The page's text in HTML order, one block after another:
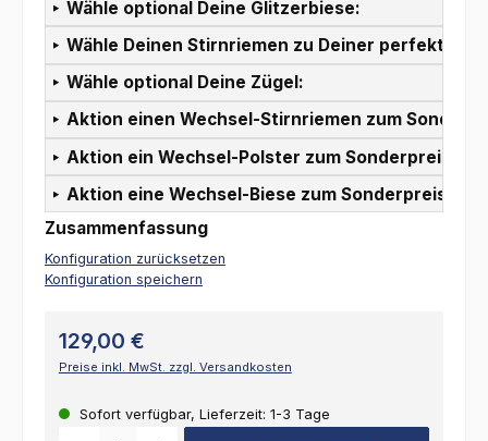
Wähle optional Deine Glitzerbiese:
Wähle Deinen Stirnriemen zu Deiner perfekten
Wähle optional Deine Zügel:
Aktion einen Wechsel-Stirnriemen zum
Aktion ein Wechsel-Polster zum Sonderpreis:
Aktion eine Wechsel-Biese zum Sonderpreis:
Zusammenfassung
Konfiguration zurücksetzen
Konfiguration speichern
129,00 €
Preise inkl. MwSt. zzgl. Versandkosten
Sofort verfügbar, Lieferzeit: 1-3 Tage